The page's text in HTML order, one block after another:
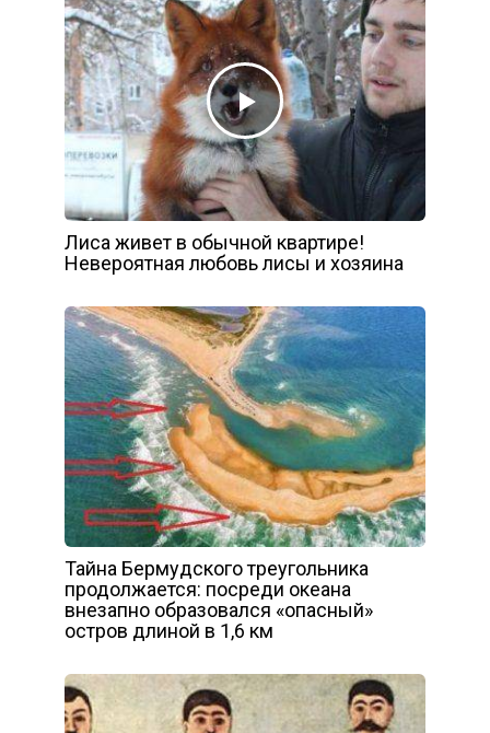
Лиса живет в обычной квартире!
Невероятная любовь лисы и хозяина
Тайна Бермудского треугольника
продолжается: посреди океана
внезапно образовался «опасный»
остров длиной в 1,6 км